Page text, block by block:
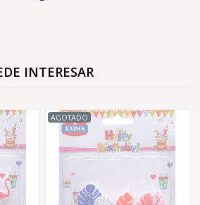
INTERESAR
AGOTADO